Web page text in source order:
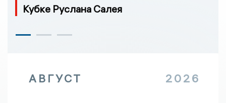
Кубке Руслана Салея
АВГУСТ 2026